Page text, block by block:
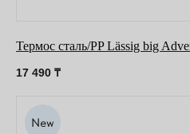
Термос сталь/PP Lässig big
17 490 ₸